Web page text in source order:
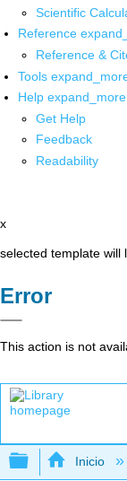
Scientific
Reference
Reference &
Tools
Help expand_more
Get Help
Feedback
Readability
x
selected template will
Error
This action is not
Inicio